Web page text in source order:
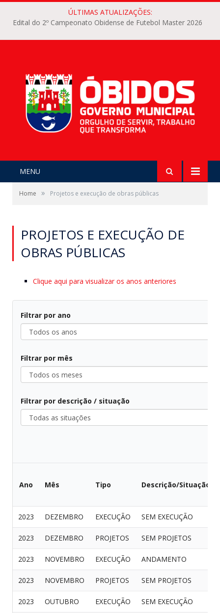
ÚLTIMAS ATUALIZAÇÕES:
Edital do 2º Campeonato Obidense de Futebol Master 2026
MENU
Home » Projetos e execução de obras públicas
PROJETOS E EXECUÇÃO DE
OBRAS PÚBLICAS
Clique aqui para visualizar os anos anteriores
Filtrar por ano
Filtrar por mês
Filtrar por descrição / situação
Ano Mês Tipo Descrição/Situação
2023 DEZEMBRO EXECUÇÃO SEM EXECUÇÃO
2023 DEZEMBRO PROJETOS SEM PROJETOS
2023 NOVEMBRO EXECUÇÃO ANDAMENTO
2023 NOVEMBRO PROJETOS SEM PROJETOS
2023 OUTUBRO EXECUÇÃO SEM EXECUÇÃO